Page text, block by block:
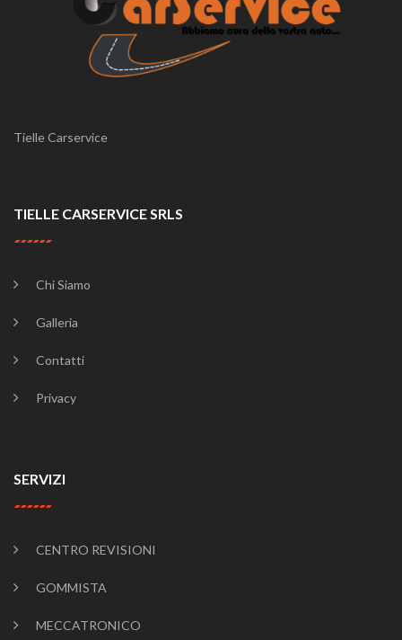
Tielle Carservice
TIELLE CARSERVICE SRLS
Chi Siamo
Galleria
Contatti
Privacy
SERVIZI
CENTRO REVISIONI
GOMMISTA
MECCATRONICO